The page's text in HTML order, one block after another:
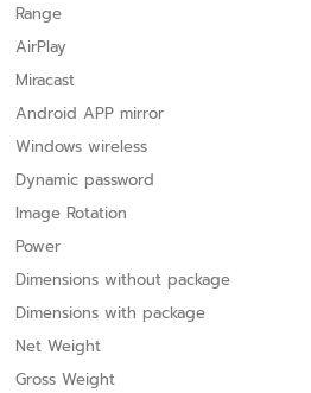
Range
AirPlay
Miracast
Android APP mirror
Windows wireless
Dynamic password
Image Rotation
Power
Dimensions without package
Dimensions with package
Net Weight
Gross Weight